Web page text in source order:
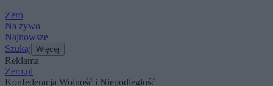
Zero
Na żywo
Najnowsze
Szukaj Więcej
Reklama
Zero.pl
Konfederacja Wolność i Niepodległość